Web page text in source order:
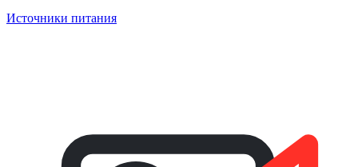
Источники питания